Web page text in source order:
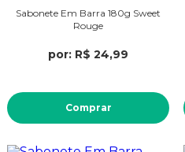
Sabonete Em Barra 180g Sweet
Rouge
por: R$ 24,99
Comprar